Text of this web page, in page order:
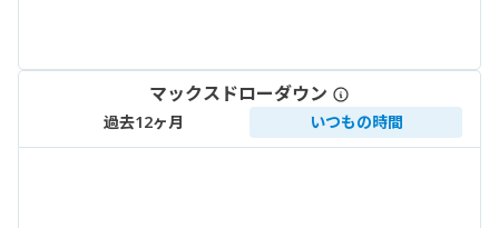
マックスドローダウン
過去12ヶ月 いつもの時間